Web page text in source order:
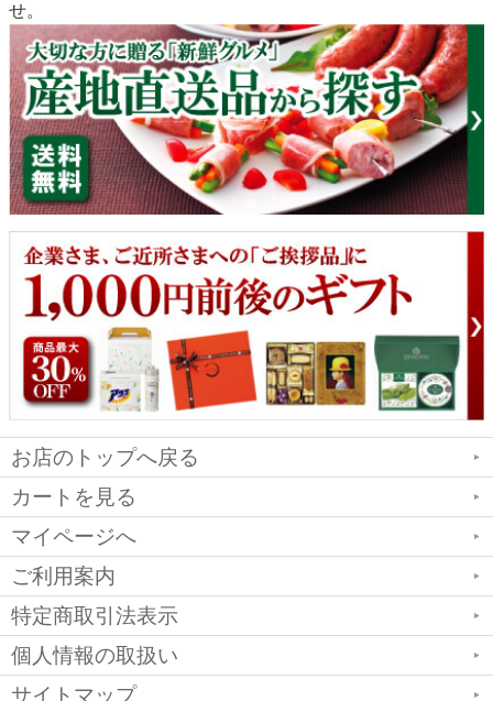
せ。
お店のトップへ戻る
カートを見る
マイページへ
ご利用案内
特定商取引法表示
個人情報の取扱い
サイトマップ